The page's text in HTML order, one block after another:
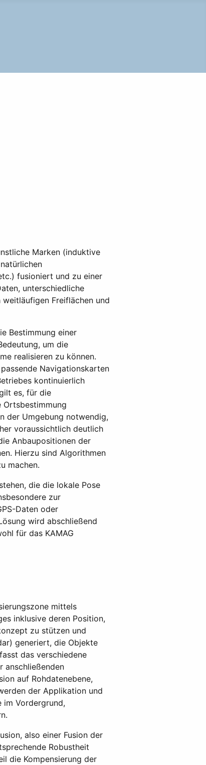
Marken (induktive
fusioniert und zu einer
unterschiedliche
Freiflächen und
Bestimmung einer
um die
realisieren zu können.
Navigationskarten
kontinuierlich
es, für die
Ortsbestimmung
der Umgebung notwendig,
voraussichtlich deutlich
Anbaupositionen der
Hierzu sind Algorithmen
machen.
die die lokale Pose
zur
Daten oder
wird abschließend
für das KAMAG
mittels
inklusive deren Position,
zu stützen und
generiert, die Objekte
das verschiedene
anschließenden
auf Rohdatenebene,
der Applikation und
im Vordergrund,
also einer Fusion der
Robustheit
die Kompensierung der